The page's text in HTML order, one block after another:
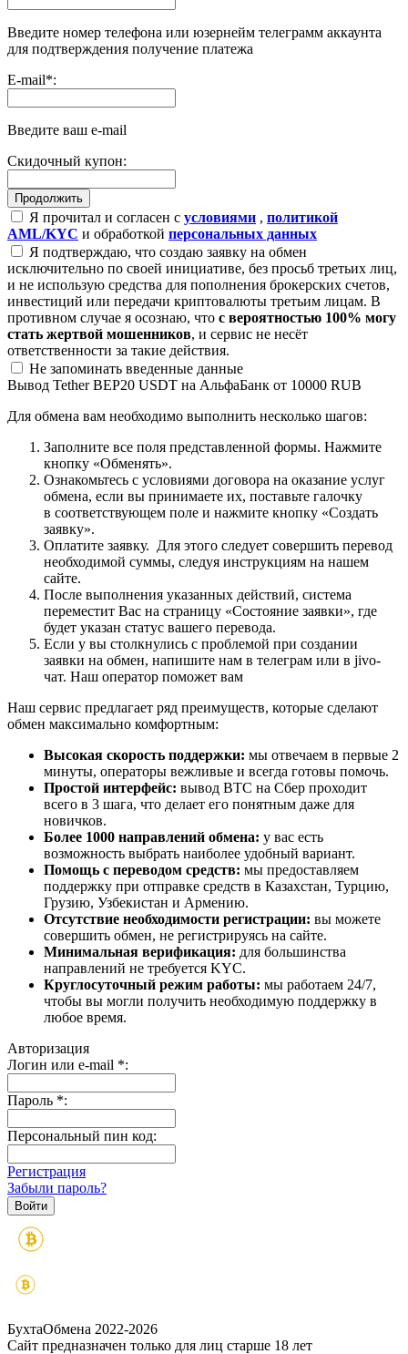
Введите номер телефона или юзернейм телеграмм аккаунта
для подтверждения получение платежа
E-mail*:
Введите ваш e-mail
Скидочный купон:
Я прочитал и согласен с условиями , политикой
AML/KYC и обработкой персональных данных
Я подтверждаю, что создаю заявку на обмен
исключительно по своей инициативе, без просьб третьих лиц,
и не использую средства для пополнения брокерских счетов,
инвестиций или передачи криптовалюты третьим лицам. В
противном случае я осознаю, что с вероятностью 100% могу
стать жертвой мошенников, и сервис не несёт
ответственности за такие действия.
Не запоминать введенные данные
Вывод Tether BEP20 USDT на АльфаБанк от 10000 RUB
Для обмена вам необходимо выполнить несколько шагов:
Заполните все поля представленной формы. Нажмите
кнопку «Обменять».
Ознакомьтесь с условиями договора на оказание услуг
обмена, если вы принимаете их, поставьте галочку
в соответствующем поле и нажмите кнопку «Создать
заявку».
Оплатите заявку. Для этого следует совершить перевод
необходимой суммы, следуя инструкциям на нашем
сайте.
После выполнения указанных действий, система
переместит Вас на страницу «Состояние заявки», где
будет указан статус вашего перевода.
Если у вы столкнулись с проблемой при создании
заявки на обмен, напишите нам в телеграм или в jivo-
чат. Наш оператор поможет вам
Наш сервис предлагает ряд преимуществ, которые сделают
обмен максимально комфортным:
Высокая скорость поддержки: мы отвечаем в первые 2
минуты, операторы вежливые и всегда готовы помочь.
Простой интерфейс: вывод BTC на Сбер проходит
всего в 3 шага, что делает его понятным даже для
новичков.
Более 1000 направлений обмена: у вас есть
возможность выбрать наиболее удобный вариант.
Помощь с переводом средств: мы предоставляем
поддержку при отправке средств в Казахстан, Турцию,
Грузию, Узбекистан и Армению.
Отсутствие необходимости регистрации: вы можете
совершить обмен, не регистрируясь на сайте.
Минимальная верификация: для большинства
направлений не требуется KYC.
Круглосуточный режим работы: мы работаем 24/7,
чтобы вы могли получить необходимую поддержку в
любое время.
Авторизация
Логин или e-mail *:
Пароль *:
Персональный пин код:
Регистрация
Забыли пароль?
БухтаОбмена 2022-2026
Сайт предназначен только для лиц старше 18 лет